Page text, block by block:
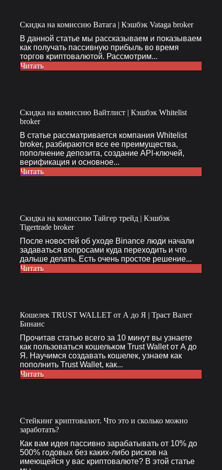
Скидка на комиссию Ватага | Кэшбэк Vataga broker
В данной статье мы рассказываем и показываем
как получать пассивную прибыль во время
торгов криптовалютой. Рассмотрим...
Читать
Скидка на комиссию Вайтлист | Кэшбэк Whitelist
broker
В статье рассматривается компания Whitelist
broker, разбираются все ее преимущества,
пополнение депозита, создание API-ключей,
верификация и основное...
Читать
Скидка на комиссию Тайгер трейд | Кэшбэк
Tigertrade broker
После новостей об уходе Binance люди начали
задаваться вопросами куда переходить и что
дальше делать. Есть очень простое решение...
Читать
Кошелек TRUST WALLET от А до Я | Траст Валет
Бинанс
Прочитав статью всего за 10 минут вы узнаете
как пользоваться кошельком Trust Wallet от А до
Я. Научимся создавать кошелек, узнаем как
пополнить Trust Wallet, как...
Читать
Стейкинг криптовалют. Что это и сколько можно
заработать?
Как вам идея пассивно зарабатывать от 10% до
500% годовых без каких-либо рисков на
имеющейся у вас криптовалюте? В этой статье